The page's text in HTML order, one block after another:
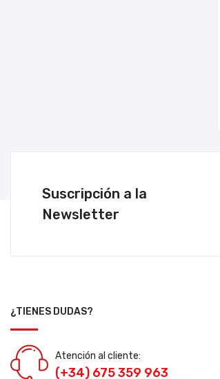
Suscripción a la
Newsletter
¿TIENES DUDAS?
Atención al cliente:
(+34) 675 359 963